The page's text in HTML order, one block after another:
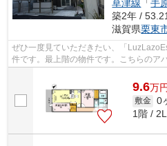
草津線 「手
築2年 /
滋賀県栗東
ぜひ一度見ていただきたい、「
件です。最上階の物件です。こちらのア
ます。ハウスセゾン南草津店には、地域...
9.6万円
敷金 0
1階 /